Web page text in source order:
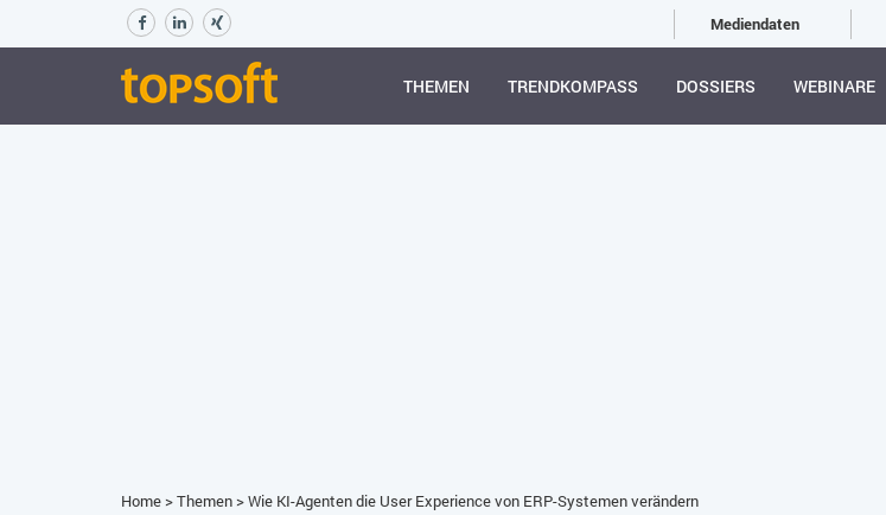
Mediendaten
THEMEN TRENDKOMPASS DOSSIERS WEBINARE
Home>Themen>Wie KI-Agenten die User Experience von ERP-Systemen verändern